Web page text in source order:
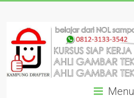
contentKURSUS
AUTOCAD
DRAFTER
SIAP
Menu